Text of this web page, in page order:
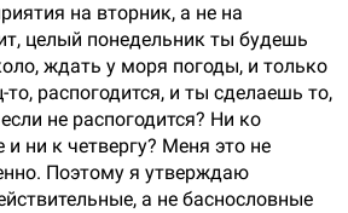
на вторник, а не на
целый понедельник ты будешь
ждать у моря погоды, и только
то, распогодится, и ты сделаешь то,
не распогодится? Ни ко
и ни к четвергу? Меня это не
Поэтому я утверждаю
а не баснословные